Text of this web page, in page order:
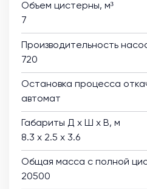
Объем цистерны, м³
7
Производительность
720
Остановка процесса
автомат
Габариты Д х Ш х В, м
8.3 х 2.5 х 3.6
Общая масса с полной
20500